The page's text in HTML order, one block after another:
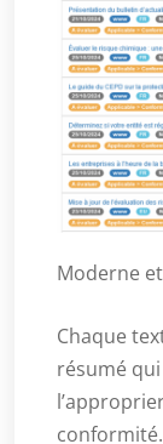
Moderne
Chaque
résumé
conformité.